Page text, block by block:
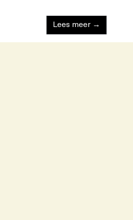
Lees meer →